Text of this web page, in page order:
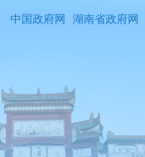
中国政府网 湖南省政府网